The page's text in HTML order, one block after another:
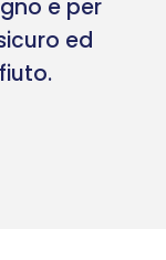
e per
ed